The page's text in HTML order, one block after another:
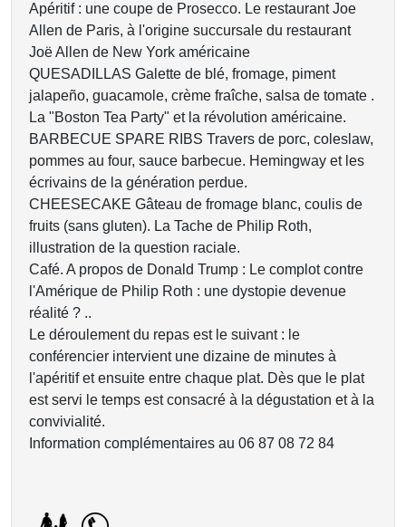
Apéritif : une coupe de Prosecco. Le restaurant Joe
Allen de Paris, à l'origine succursale du restaurant
Joë Allen de New York américaine
QUESADILLAS Galette de blé, fromage, piment
jalapeño, guacamole, crème fraîche, salsa de tomate .
La "Boston Tea Party" et la révolution américaine.
BARBECUE SPARE RIBS Travers de porc, coleslaw,
pommes au four, sauce barbecue. Hemingway et les
écrivains de la génération perdue.
CHEESECAKE Gâteau de fromage blanc, coulis de
fruits (sans gluten). La Tache de Philip Roth,
illustration de la question raciale.
Café. A propos de Donald Trump : Le complot contre
l'Amérique de Philip Roth : une dystopie devenue
réalité ? ..
Le déroulement du repas est le suivant : le
conférencier intervient une dizaine de minutes à
l'apéritif et ensuite entre chaque plat. Dès que le plat
est servi le temps est consacré à la dégustation et à la
convivialité.
Information complémentaires au 06 87 08 72 84